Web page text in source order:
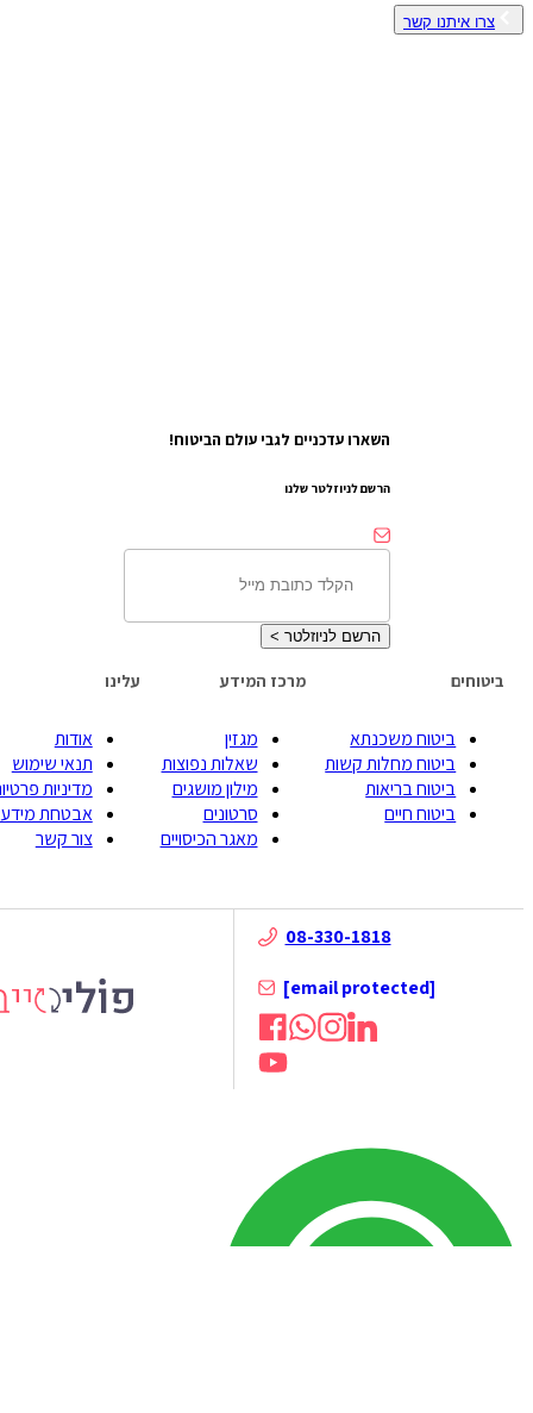
צרו איתנו קשר
השארו עדכניים לגבי עולם הביטוח!
הרשם לניוזלטר שלנו
הרשם לניוזלטר >
ביטוחים
ביטוח משכנתא
ביטוח מחלות קשות
ביטוח בריאות
ביטוח חיים
מרכז המידע
מגזין
שאלות נפוצות
מילון מושגים
סרטונים
מאגר הכיסויים
עלינו
אודות
תנאי שימוש
מדיניות פרטיות
אבטחת מידע
צור קשר
08-330-1818
[email protected]